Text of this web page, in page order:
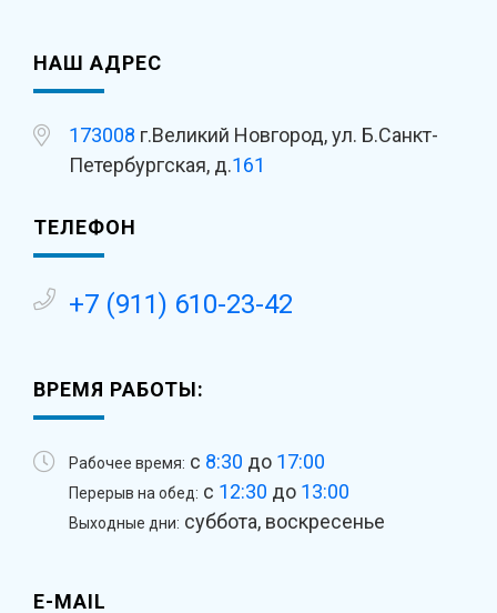
НАШ АДРЕС
173008 г.Великий Новгород, ул. Б.Санкт-
Петербургская, д.161
ТЕЛЕФОН
+7 (911) 610-23-42
ВРЕМЯ РАБОТЫ:
Рабочее время: с 8:30 до 17:00
Перерыв на обед: с 12:30 до 13:00
Выходные дни: суббота, воскресенье
E-MAIL